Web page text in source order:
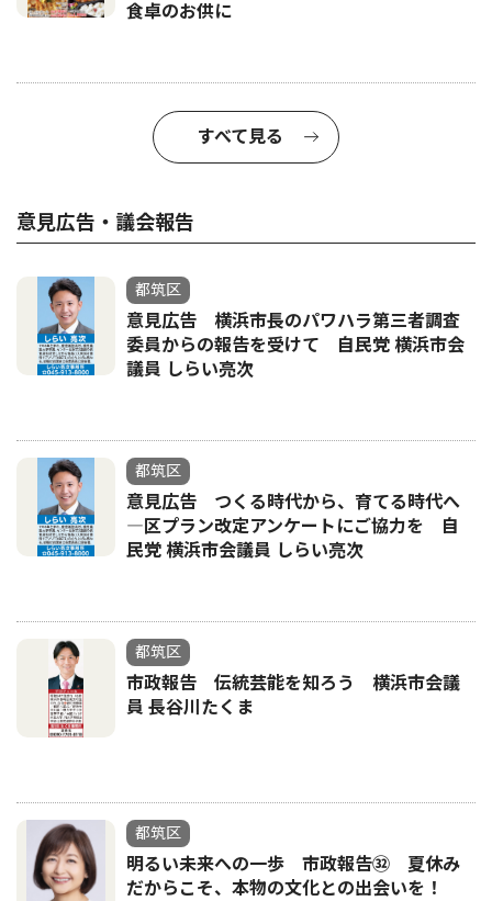
食卓のお供に
すべて見る
意見広告・議会報告
都筑区
意見広告 横浜市長のパワハラ第三者調査
委員からの報告を受けて 自民党 横浜市会
議員 しらい亮次
都筑区
意見広告 つくる時代から、育てる時代へ
―区プラン改定アンケートにご協力を 自
民党 横浜市会議員 しらい亮次
都筑区
市政報告 伝統芸能を知ろう 横浜市会議
員 長谷川たくま
都筑区
明るい未来への一歩 市政報告㉜ 夏休み
だからこそ、本物の文化との出会いを！